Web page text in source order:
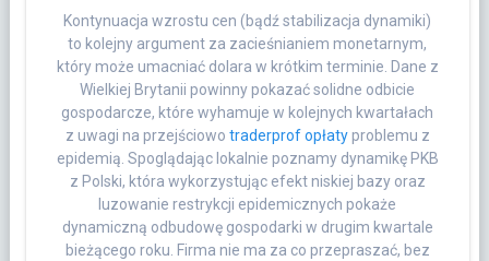
Kontynuacja wzrostu cen (bądź stabilizacja dynamiki)
to kolejny argument za zacieśnianiem monetarnym,
który może umacniać dolara w krótkim terminie. Dane z
Wielkiej Brytanii powinny pokazać solidne odbicie
gospodarcze, które wyhamuje w kolejnych kwartałach
z uwagi na przejściowo traderprof opłatyproblemu z
epidemią. Spoglądając lokalnie poznamy dynamikę PKB
z Polski, która wykorzystując efekt niskiej bazy oraz
luzowanie restrykcji epidemicznych pokaże
dynamiczną odbudowę gospodarki w drugim kwartale
bieżącego roku. Firma nie ma za co przepraszać, bez